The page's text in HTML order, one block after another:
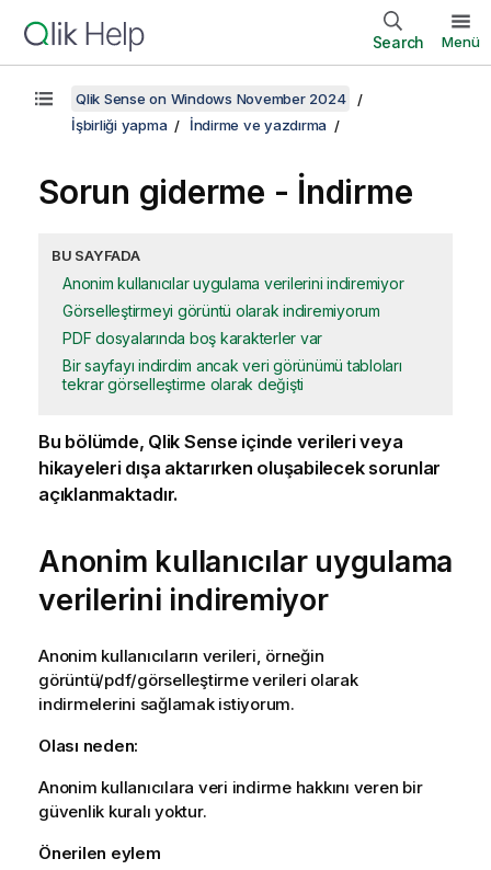
Search Menü
Qlik Sense on Windows November 2024
İşbirliği yapma
İndirme ve yazdırma
Sorun giderme - İndirme
BU SAYFADA
Anonim kullanıcılar uygulama verilerini indiremiyor
Görselleştirmeyi görüntü olarak indiremiyorum
PDF dosyalarında boş karakterler var
Bir sayfayı indirdim ancak veri görünümü tabloları
tekrar görselleştirme olarak değişti
Bu bölümde, Qlik Senseiçinde verileri veya
hikayeleri dışa aktarırken oluşabilecek sorunlar
açıklanmaktadır.
Anonim kullanıcılar uygulama
verilerini indiremiyor
Anonim kullanıcıların verileri, örneğin
görüntü/pdf/görselleştirme verileri olarak
indirmelerini sağlamak istiyorum.
Olası neden:
Anonim kullanıcılara veri indirme hakkını veren bir
güvenlik kuralı yoktur.
Önerilen eylem